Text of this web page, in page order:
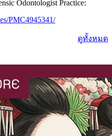
PMC4945341/